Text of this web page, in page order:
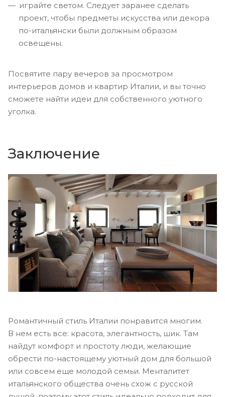
играйте светом. Следует заранее сделать
проект, чтобы предметы искусства или декора
по-итальянски были должным образом
освещены.
Посвятите пару вечеров за просмотром
интерьеров домов и квартир Италии, и вы точно
сможете найти идеи для собственного уютного
уголка.
Заключение
Романтичный стиль Италии понравится многим.
В нем есть все: красота, элегантность, шик. Там
найдут комфорт и простоту люди, желающие
обрести по-настоящему уютный дом для большой
или совсем еще молодой семьи. Менталитет
итальянского общества очень схож с русской